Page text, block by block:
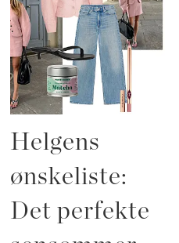
Helgens
ønskeliste:
Det perfekte